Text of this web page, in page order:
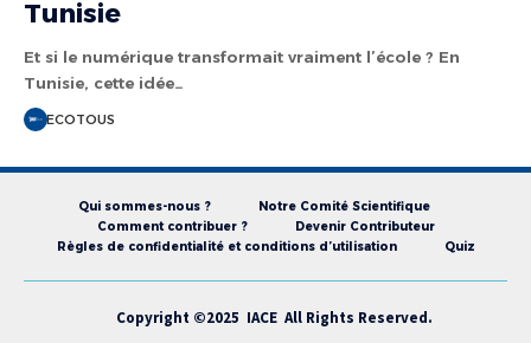
Tunisie
Et si le numérique transformait vraiment l’école ? En
Tunisie, cette idée…
ECOTOUS
Qui sommes-nous ?
Notre Comité Scientifique
Comment contribuer ?
Devenir Contributeur
Règles de confidentialité et conditions d’utilisation
Quiz
Copyright ©2025 IACE All Rights Reserved.